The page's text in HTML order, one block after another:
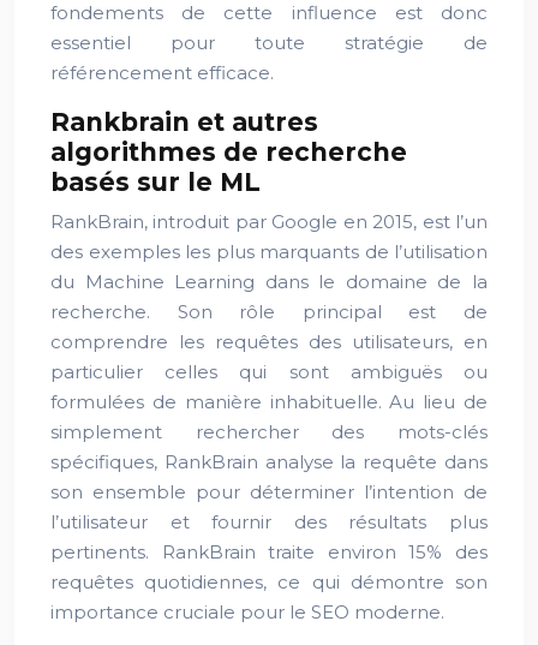
fondements de cette influence est donc
essentiel pour toute stratégie de
référencement efficace.
Rankbrain et autres
algorithmes de recherche
basés sur le ML
RankBrain, introduit par Google en 2015, est l’un
des exemples les plus marquants de l’utilisation
du Machine Learning dans le domaine de la
recherche. Son rôle principal est de
comprendre les requêtes des utilisateurs, en
particulier celles qui sont ambiguës ou
formulées de manière inhabituelle. Au lieu de
simplement rechercher des mots-clés
spécifiques, RankBrain analyse la requête dans
son ensemble pour déterminer l’intention de
l’utilisateur et fournir des résultats plus
pertinents. RankBrain traite environ 15% des
requêtes quotidiennes, ce qui démontre son
importance cruciale pour le SEO moderne.